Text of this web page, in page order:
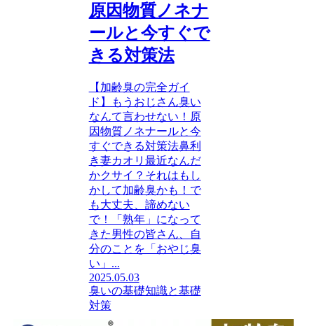
原因物質ノネナ
ールと今すぐで
きる対策法
【加齢臭の完全ガイ
ド】もうおじさん臭い
なんて言わせない！原
因物質ノネナールと今
すぐできる対策法鼻利
き妻カオリ最近なんだ
かクサイ？それはもし
かして加齢臭かも！で
も大丈夫、諦めない
で！「熟年」になって
きた男性の皆さん、自
分のことを「おやじ臭
い」...
2025.05.03
臭いの基礎知識と基礎
対策